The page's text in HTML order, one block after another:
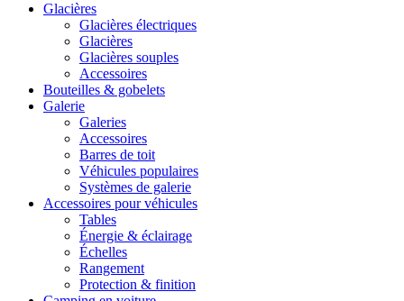
Glacières
Glacières électriques
Glacières
Glacières souples
Accessoires
Bouteilles & gobelets
Galerie
Galeries
Accessoires
Barres de toit
Véhicules populaires
Systèmes de galerie
Accessoires pour véhicules
Tables
Énergie & éclairage
Échelles
Rangement
Protection & finition